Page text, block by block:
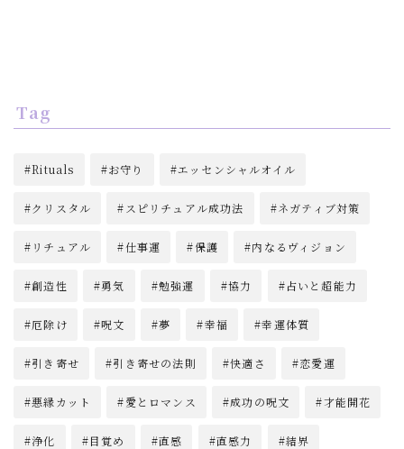
Tag
Rituals お守り エッセンシャルオイル
クリスタル スピリチュアル成功法 ネガティブ対策
リチュアル 仕事運 保護 内なるヴィジョン
創造性 勇気 勉強運 協力 占いと超能力
厄除け 呪文 夢 幸福 幸運体質
引き寄せ 引き寄せの法則 快適さ 恋愛運
悪縁カット 愛とロマンス 成功の呪文 才能開花
浄化 目覚め 直感 直感力 結界